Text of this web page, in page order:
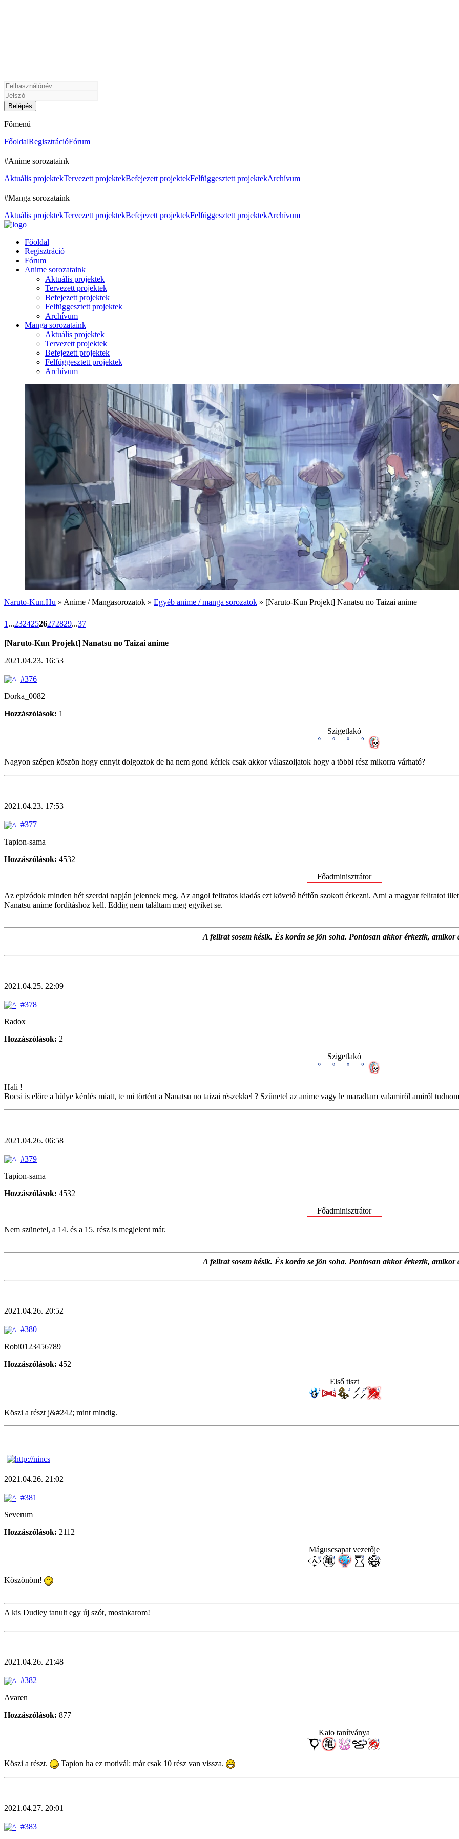
Főmenü
FőoldalRegisztrációFórum
#Anime sorozataink
Aktuális projektekTervezett projektekBefejezett projektekFelfüggesztett projektekArchívum
#Manga sorozataink
Aktuális projektekTervezett projektekBefejezett projektekFelfüggesztett projektekArchívum
Főoldal
Regisztráció
Fórum
Anime sorozataink
Aktuális projektek
Tervezett projektek
Befejezett projektek
Felfüggesztett projektek
Archívum
Manga sorozataink
Aktuális projektek
Tervezett projektek
Befejezett projektek
Felfüggesztett projektek
Archívum
Naruto-Kun.Hu » Anime / Mangasorozatok » Egyéb anime / manga sorozatok » [Naruto-Kun Projekt] Nanatsu no Taizai anime
1 ...23242526272829...37
[Naruto-Kun Projekt] Nanatsu no Taizai anime
2021.04.23. 16:53
#376
Dorka_0082
Hozzászólások: 1
Szigetlakó
Nagyon szépen köszön hogy ennyit dolgoztok de ha nem gond kérlek csak akkor válaszoljatok hogy a többi rész mikorra várható?
2021.04.23. 17:53
#377
Tapion-sama
Hozzászólások: 4532
Főadminisztrátor
Az epizódok minden hét szerdai napján jelennek meg. Az angol feliratos kiadás ezt követő hétfőn szokott érkezni. Ami a magyar feliratot
Nanatsu anime fordításhoz kell. Eddig nem találtam meg egyiket se.
A felirat sosem késik. És korán se jön soha. Pontosan akkor érkezik, amikor
2021.04.25. 22:09
#378
Radox
Hozzászólások: 2
Szigetlakó
Hali !
Bocsi is előre a hülye kérdés miatt, te mi történt a Nanatsu no taizai részekkel ? Szünetel az anime vagy le maradtam valamiről amiről
2021.04.26. 06:58
#379
Tapion-sama
Hozzászólások: 4532
Főadminisztrátor
Nem szünetel, a 14. és a 15. rész is megjelent már.
A felirat sosem késik. És korán se jön soha. Pontosan akkor érkezik, amikor
2021.04.26. 20:52
#380
Robi0123456789
Hozzászólások: 452
Első tiszt
Köszi a részt j&#242; mint mindig.
2021.04.26. 21:02
#381
Severum
Hozzászólások: 2112
Máguscsapat vezetője
Köszönöm!
A kis Dudley tanult egy új szót, mostakarom!
2021.04.26. 21:48
#382
Avaren
Hozzászólások: 877
Kaio tanítványa
Köszi a részt. Tapion ha ez motivál: már csak 10 rész van vissza.
2021.04.27. 20:01
#383